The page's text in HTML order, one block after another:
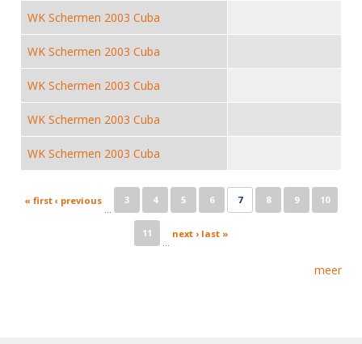
Nieuws
Witte Vlekkenplan
Oprichting Vereniging
Wedstrijdorganisatie
Nieuws
Aanvragen van scheidsrechters
Import inschrijvingen uit Nahouw
Verwerk wedstrijduitslagen
NK organiseren
Tuchtzaken
Archief
Infotheek
Bibliotheek
ALV
WK Schermen 2003 Cuba
WK Schermen 2003 Cuba
WK Schermen 2003 Cuba
WK Schermen 2003 Cuba
WK Schermen 2003 Cuba
Pages
« first ‹ previous
…
3 4 5 6 7 8 9 10
11
…
next › last »
meer